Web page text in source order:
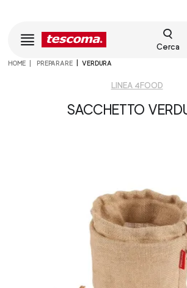
Cerca
HOME PREPARARE VERDURA
LINEA 4FOOD
SACCHETTO